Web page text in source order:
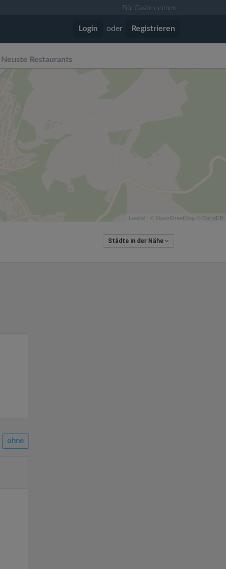
Für Gastronomen
Login oder Registrieren
Neuste Restaurants
Leaflet | © OpenStreetMap © CartoDB
Städte in der Nähe
ohne